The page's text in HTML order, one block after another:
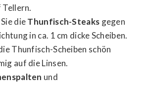
Tellern.
dieThunfisch-Steaks gegen
in ca. 1 cm dicke Scheiben.
Thunfisch-Scheiben schön
auf die Linsen.
und